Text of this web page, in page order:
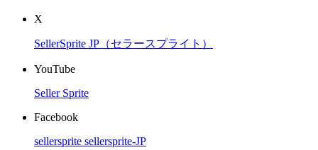
X
SellerSprite JP（セラースプライト）
YouTube
Seller Sprite
Facebook
sellersprite sellersprite-JP